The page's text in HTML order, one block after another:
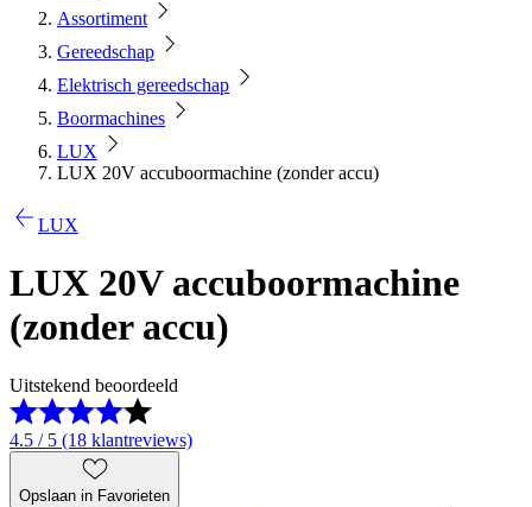
Assortiment
Gereedschap
Elektrisch gereedschap
Boormachines
LUX
LUX 20V accuboormachine (zonder accu)
LUX
LUX 20V accuboormachine
(zonder accu)
Uitstekend beoordeeld
4.5 / 5 (18 klantreviews)
Opslaan in Favorieten